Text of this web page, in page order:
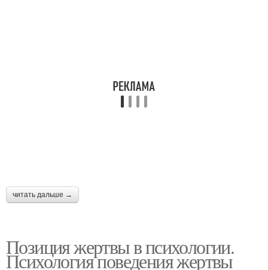
читать дальше →
Позиция жертвы в психологии.
Психология поведения жертвы